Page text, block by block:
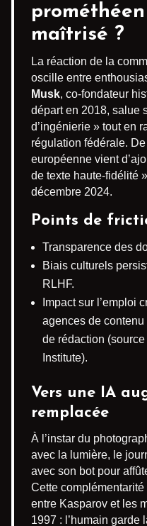
maîtrisé ?
La réaction de la
oscille entre
Musk, co-fondateur
départ en 2018, salue
d’ingénierie » tout en
régulation fédérale.
européenne vient
de texte haute-fidélité
décembre 2024.
Points de
Transparence des
Biais culturels
RLHF.
Impact sur l’emploi
agences de
de rédaction
Institute).
Vers une IA
remplacée
À l’instar du
avec la lumière, le
avec son bot pour
Cette
entre Kasparov et les
1997 : l’humain garde